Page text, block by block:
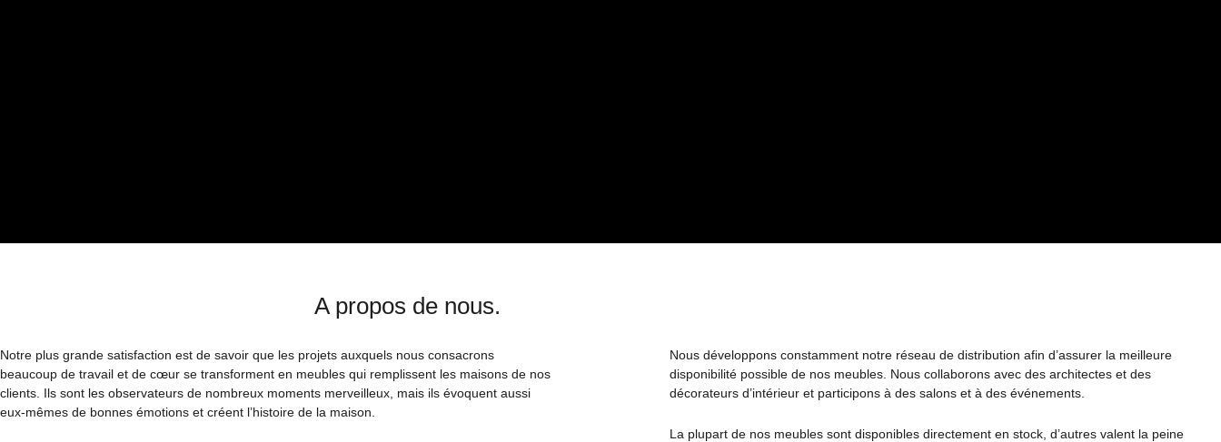
A propos de nous.
Notre plus grande satisfaction est de savoir que les projets auxquels nous consacrons
beaucoup de travail et de cœur se transforment en meubles qui remplissent les maisons de nos
clients. Ils sont les observateurs de nombreux moments merveilleux, mais ils évoquent aussi
eux-mêmes de bonnes émotions et créent l’histoire de la maison.
Nous développons constamment notre réseau de distribution afin d’assurer la meilleure
disponibilité possible de nos meubles. Nous collaborons avec des architectes et des
décorateurs d’intérieur et participons à des salons et à des événements.
La plupart de nos meubles sont disponibles directement en stock, d’autres valent la peine